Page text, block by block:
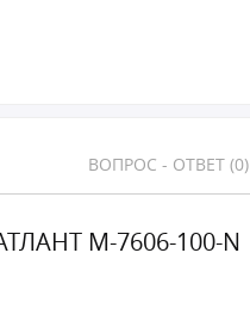
ВОПРОС - ОТВЕТ (0)
М-7606-100-N